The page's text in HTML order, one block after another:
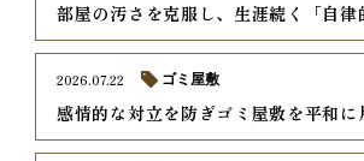
部屋の汚さを克服し、生涯続く「自律
感情的な対立を防ぎゴミ屋敷を平和に
2026.07.22 ゴミ屋敷